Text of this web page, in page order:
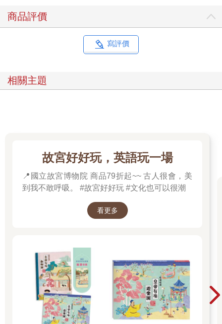
商品評價
寫評價
相關主題
故宮好好玩，英語玩一場
📍國立故宮博物院 商品79折起~~ 古人很會，美
到我不敢呼吸。 #故宮好好玩 #文化也可以很潮
看更多